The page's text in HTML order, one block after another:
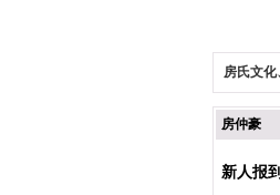
房氏文
房仲豪
新人报到